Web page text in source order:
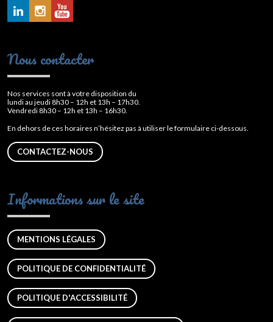
Nous contacter
Nos services sont à votre disposition du
lundi au jeudi 8h30 – 12h et 13h – 17h30.
Vendredi 8h30 – 12h et 13h – 16h30.
En dehors de ces horaires n’hésitez pas à utiliser le formulaire ci-dessous.
CONTACTEZ-NOUS
Informations sur le site
MENTIONS LÉGALES
POLITIQUE DE CONFIDENTIALITÉ
POLITIQUE D'ACCESSIBILITÉ